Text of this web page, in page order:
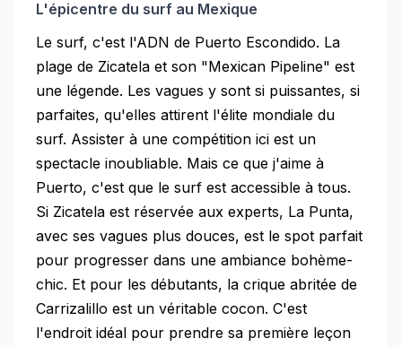
L'épicentre du surf au Mexique
Le surf, c'est l'ADN de Puerto Escondido. La
plage de Zicatela et son "Mexican Pipeline" est
une légende. Les vagues y sont si puissantes, si
parfaites, qu'elles attirent l'élite mondiale du
surf. Assister à une compétition ici est un
spectacle inoubliable. Mais ce que j'aime à
Puerto, c'est que le surf est accessible à tous.
Si Zicatela est réservée aux experts, La Punta,
avec ses vagues plus douces, est le spot parfait
pour progresser dans une ambiance bohème-
chic. Et pour les débutants, la crique abritée de
Carrizalillo est un véritable cocon. C'est
l'endroit idéal pour prendre sa première leçon